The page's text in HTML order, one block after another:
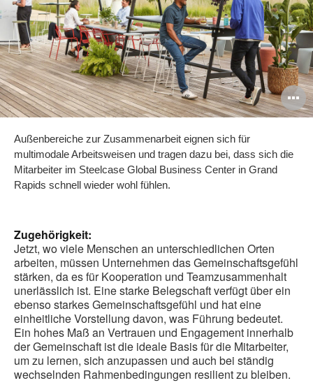
Außenbereiche zur Zusammenarbeit eignen sich für
multimodale Arbeitsweisen und tragen dazu bei, dass sich die
Mitarbeiter im Steelcase Global Business Center in Grand
Rapids schnell wieder wohl fühlen.
Zugehörigkeit:
Jetzt, wo viele Menschen an unterschiedlichen Orten
arbeiten, müssen Unternehmen das Gemeinschaftsgefühl
stärken, da es für Kooperation und Teamzusammenhalt
unerlässlich ist. Eine starke Belegschaft verfügt über ein
ebenso starkes Gemeinschaftsgefühl und hat eine
einheitliche Vorstellung davon, was Führung bedeutet.
Ein hohes Maß an Vertrauen und Engagement innerhalb
der Gemeinschaft ist die ideale Basis für die Mitarbeiter,
um zu lernen, sich anzupassen und auch bei ständig
wechselnden Rahmenbedingungen resilient zu bleiben.